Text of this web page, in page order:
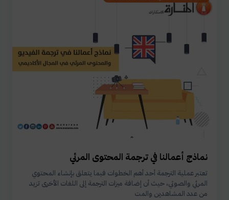
نماذج أعمالنا في ترجمة المحتوى المرئي
تعتبر عملية الترجمة أحد أهم الخطوات فيما يتعلق بإنشاء المحتوي
المرئي والصوتي، حيث أن إضافة ميزات الترجمة إلى اللغات الأخرى تزيد
من عدد المشاهدين والمت